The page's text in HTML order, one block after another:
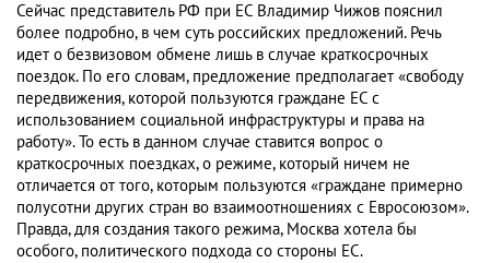
Сейчас представитель РФ при ЕС Владимир Чижов пояснил
более подробно, в чем суть российских предложений. Речь
идет о безвизовом обмене лишь в случае краткосрочных
поездок. По его словам, предложение предполагает «свободу
передвижения, которой пользуются граждане ЕС с
использованием социальной инфраструктуры и права на
работу». То есть в данном случае ставится вопрос о
краткосрочных поездках, о режиме, который ничем не
отличается от того, которым пользуются «граждане примерно
полусотни других стран во взаимоотношениях с Евросоюзом».
Правда, для создания такого режима, Москва хотела бы
особого, политического подхода со стороны ЕС.